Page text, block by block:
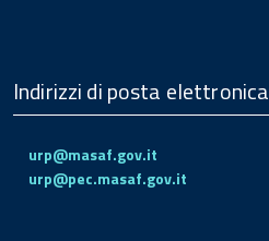
Indirizzi di posta elettronica
urp@masaf.gov.it
urp@pec.masaf.gov.it